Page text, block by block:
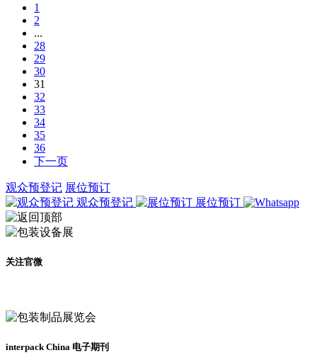
1
2
...
28
29
30
31
32
33
34
35
36
下一页
观众预登记 展位预订
观众预登记
展位预订
关注官微
interpack China 电子期刊